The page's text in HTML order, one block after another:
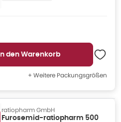
In den Warenkorb
+ Weitere Packungsgrößen
ratiopharm GmbH
Furosemid-ratiopharm 500